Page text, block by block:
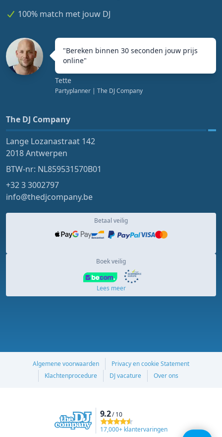
100% match met jouw DJ
"Bereken binnen 30 seconden jouw prijs
online"
Tette
Partyplanner | The DJ Company
The DJ Company
Lange Lozanastraat 142
2018 Antwerpen
BTW-nr: NL859531570B01
+32 3 3002797
info@thedjcompany.be
Betaal veilig
Boek veilig
Lees meer
Algemene voorwaarden
Privacy en cookie Statement
Klachtenprocedure
DJ vacature Over ons
9.2/ 10
17,000+ klantervaringen